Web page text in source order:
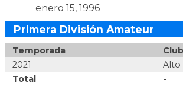
enero 15, 1996
Primera División Amateur
Temporada Club
2021
Alto
Total
-